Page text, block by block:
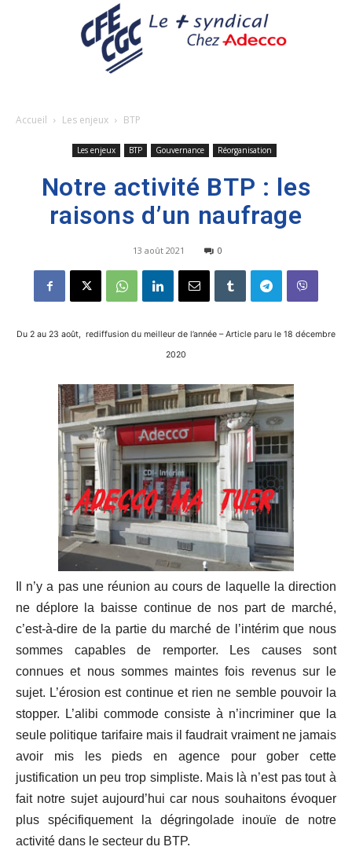
Accueil Les enjeux BTP
Les enjeux BTP Gouvernance Réorganisation
Notre activité BTP : les
raisons d’un naufrage
13 août 2021 0
Du 2 au 23 août, rediffusion du meilleur de l’année – Article paru le 18 décembre
2020
Il n’y a pas une réunion au cours de laquelle la direction
ne déplore la baisse continue de nos part de marché,
c’est-à-dire de la partie du marché de l’intérim que nous
sommes capables de remporter. Les causes sont
connues et nous sommes maintes fois revenus sur le
sujet. L’érosion est continue et rien ne semble pouvoir la
stopper. L’alibi commode consiste à n’incriminer que la
seule politique tarifaire mais il faudrait vraiment ne jamais
avoir mis les pieds en agence pour gober cette
justification un peu trop simpliste. Mais là n’est pas tout à
fait notre sujet aujourd’hui car nous souhaitons évoquer
plus spécifiquement la dégringolade inouïe de notre
activité dans le secteur du BTP.